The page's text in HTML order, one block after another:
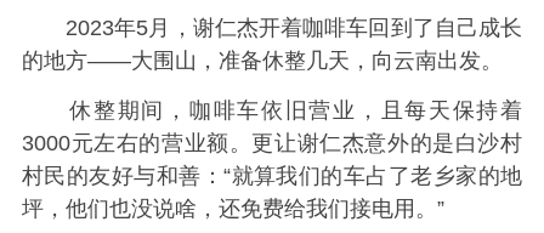
2023年5月，谢仁杰开着咖啡车回到了自己成长
的地方——大围山，准备休整几天，向云南出发。
休整期间，咖啡车依旧营业，且每天保持着
3000元左右的营业额。更让谢仁杰意外的是白沙村
村民的友好与和善：“就算我们的车占了老乡家的地
坪，他们也没说啥，还免费给我们接电用。”